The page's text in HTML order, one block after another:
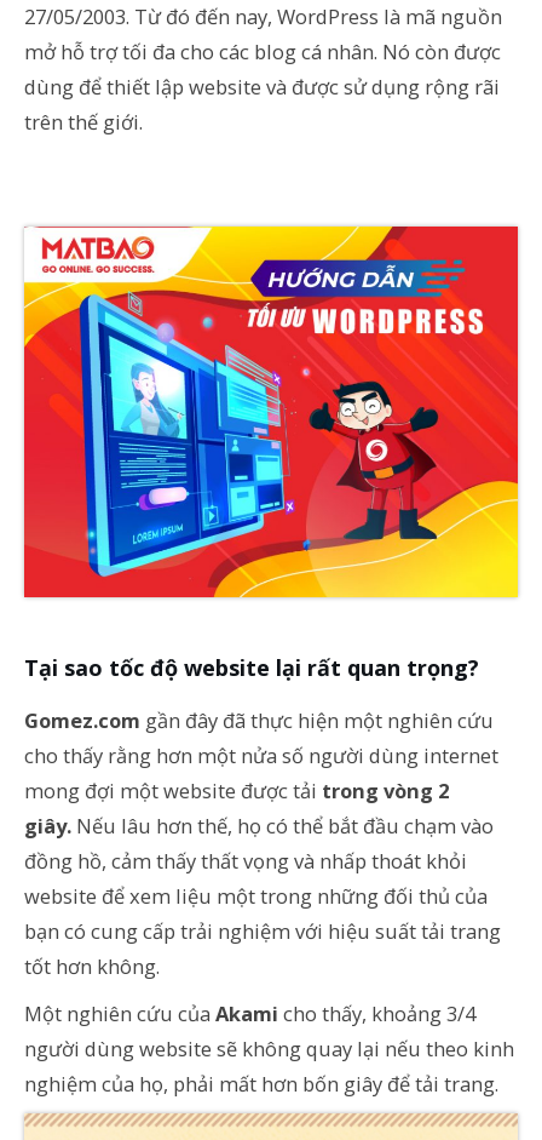
27/05/2003. Từ đó đến nay, WordPress là mã nguồn
mở hỗ trợ tối đa cho các blog cá nhân. Nó còn được
dùng để thiết lập website và được sử dụng rộng rãi
trên thế giới.
Tại sao tốc độ website lại rất quan trọng?
Gomez.com gần đây đã thực hiện một nghiên cứu
cho thấy rằng hơn một nửa số người dùng internet
mong đợi một website được tải trong vòng 2
giây. Nếu lâu hơn thế, họ có thể bắt đầu chạm vào
đồng hồ, cảm thấy thất vọng và nhấp thoát khỏi
website để xem liệu một trong những đối thủ của
bạn có cung cấp trải nghiệm với hiệu suất tải trang
tốt hơn không.
Một nghiên cứu của Akami cho thấy, khoảng 3/4
người dùng website sẽ không quay lại nếu theo kinh
nghiệm của họ, phải mất hơn bốn giây để tải trang.